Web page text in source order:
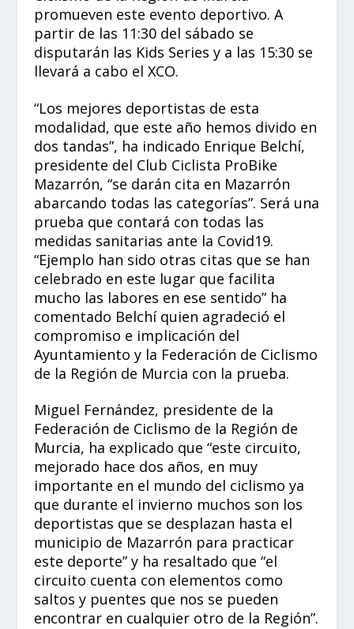
promueven este evento deportivo. A
partir de las 11:30 del sábado se
disputarán las Kids Series y a las 15:30 se
llevará a cabo el XCO.
“Los mejores deportistas de esta
modalidad, que este año hemos divido en
dos tandas”, ha indicado Enrique Belchí,
presidente del Club Ciclista ProBike
Mazarrón, “se darán cita en Mazarrón
abarcando todas las categorías”. Será una
prueba que contará con todas las
medidas sanitarias ante la Covid19.
“Ejemplo han sido otras citas que se han
celebrado en este lugar que facilita
mucho las labores en ese sentido” ha
comentado Belchí quien agradeció el
compromiso e implicación del
Ayuntamiento y la Federación de Ciclismo
de la Región de Murcia con la prueba.
Miguel Fernández, presidente de la
Federación de Ciclismo de la Región de
Murcia, ha explicado que “este circuito,
mejorado hace dos años, en muy
importante en el mundo del ciclismo ya
que durante el invierno muchos son los
deportistas que se desplazan hasta el
municipio de Mazarrón para practicar
este deporte” y ha resaltado que “el
circuito cuenta con elementos como
saltos y puentes que nos se pueden
encontrar en cualquier otro de la Región”.